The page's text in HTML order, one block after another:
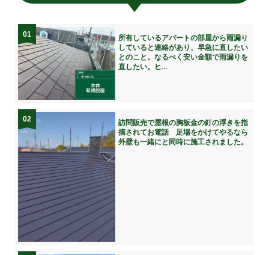
01
所有しているアパートの部屋から雨漏り
していると連絡があり、早急に直したい
とのこと。なるべく安い金額で雨漏りを
直したい。ヒ...
02
訪問販売で屋根の胸板金の釘の浮きを指
摘されてお電話 足場をかけてやるなら
外壁も一緒にと同時に施工されました。